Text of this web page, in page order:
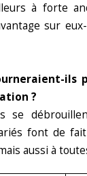
à forte
sur
ils
?
se
font de
aussi à